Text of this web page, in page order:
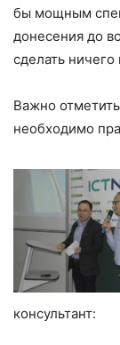
бы мощным
донесения до
сделать
Важно
необходимо
консультант: